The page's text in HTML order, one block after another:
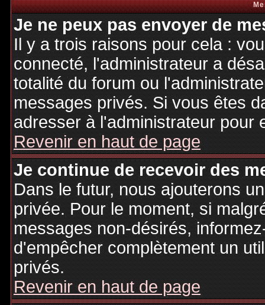
Je ne peux pas envoyer de
Il y a trois raisons pour cela :
connecté, l'administrateur a
totalité du forum ou
messages privés. Si vous êtes
adresser à l'administrateur pour
Revenir en haut de page
Je continue de recevoir des
Dans le futur, nous ajouterons
privée. Pour le moment, si
messages non-désirés,
d'empêcher complètement un
privés.
Revenir en haut de page